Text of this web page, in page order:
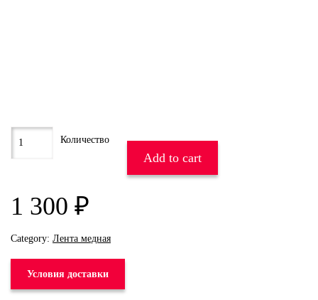
1 300 ₽
Add to cart
Category: Лента медная
Условия доставки